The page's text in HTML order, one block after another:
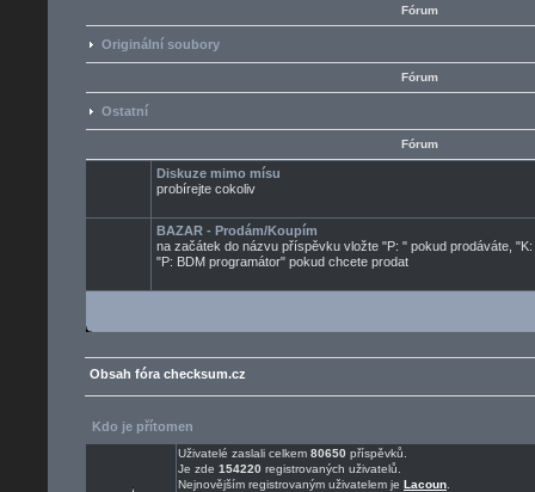
Fórum
Originální soubory
Fórum
Ostatní
Fórum
Diskuze mimo mísu
probírejte cokoliv
BAZAR - Prodám/Koupím
na začátek do názvu příspěvku vložte "P: " pokud prodáváte,
"P: BDM programátor" pokud chcete prodat
Obsah fóra checksum.cz
Kdo je přítomen
Uživatelé zaslali celkem 80650 příspěvků.
Je zde 154220 registrovaných uživatelů.
Nejnovějším registrovaným uživatelem je Lacoun